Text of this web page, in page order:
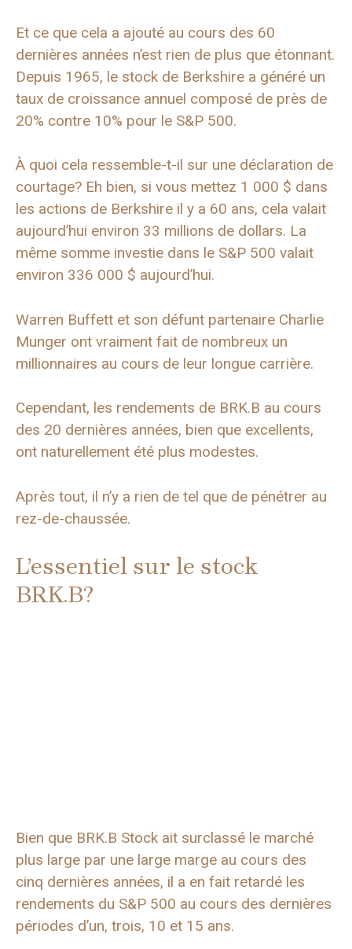
Et ce que cela a ajouté au cours des 60
dernières années n’est rien de plus que étonnant.
Depuis 1965, le stock de Berkshire a généré un
taux de croissance annuel composé de près de
20% contre 10% pour le S&P 500.
À quoi cela ressemble-t-il sur une déclaration de
courtage? Eh bien, si vous mettez 1 000 $ dans
les actions de Berkshire il y a 60 ans, cela valait
aujourd’hui environ 33 millions de dollars. La
même somme investie dans le S&P 500 valait
environ 336 000 $ aujourd’hui.
Warren Buffett et son défunt partenaire Charlie
Munger ont vraiment fait de nombreux un
millionnaires au cours de leur longue carrière.
Cependant, les rendements de BRK.B au cours
des 20 dernières années, bien que excellents,
ont naturellement été plus modestes.
Après tout, il n’y a rien de tel que de pénétrer au
rez-de-chaussée.
L’essentiel sur le stock
BRK.B?
Bien que BRK.B Stock ait surclassé le marché
plus large par une large marge au cours des
cinq dernières années, il a en fait retardé les
rendements du S&P 500 au cours des dernières
périodes d’un, trois, 10 et 15 ans.